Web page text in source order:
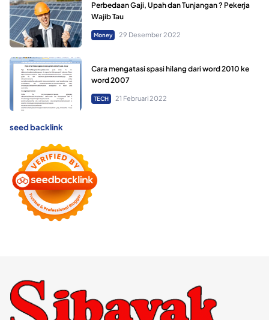
Perbedaan Gaji, Upah dan Tunjangan ? Pekerja
Wajib Tau
Money 29 Desember 2022
Cara mengatasi spasi hilang dari word 2010 ke
word 2007
TECH 21 Februari 2022
seed backlink